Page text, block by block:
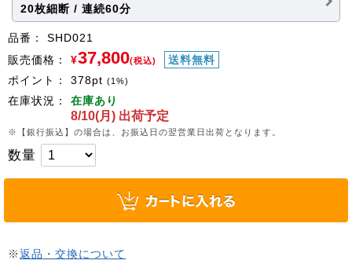
20枚細断 / 連続60分
品番：
SHD021
販売価格：
¥37,800(税込)
送料無料
ポイント：
378pt (1%)
在庫状況： 在庫あり
8/10(月) 出荷予定
※【銀行振込】の場合は、お振込日の翌営業日出荷となります。
数量
※返品・交換について